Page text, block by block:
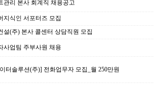
관리 본사 회계직 채용공고
지식인 서포터즈 모집
설(주) 본사 콜센터 상담직원 모집
사업팀 주부사원 채용
터솔루션(주)] 전화업무자 모집_월 250만원